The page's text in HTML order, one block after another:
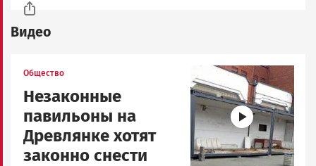
Видео
Общество
Незаконные
павильоны на
Древлянке хотят
законно снести
Image